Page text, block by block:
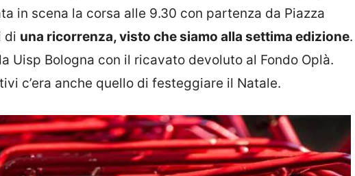
in scena la corsa alle 9.30 con partenza da Piazza
di una ricorrenza, visto che siamo alla settima edizione.
Uisp Bologna con il ricavato devoluto al Fondo Oplà.
c’era anche quello di festeggiare il Natale.